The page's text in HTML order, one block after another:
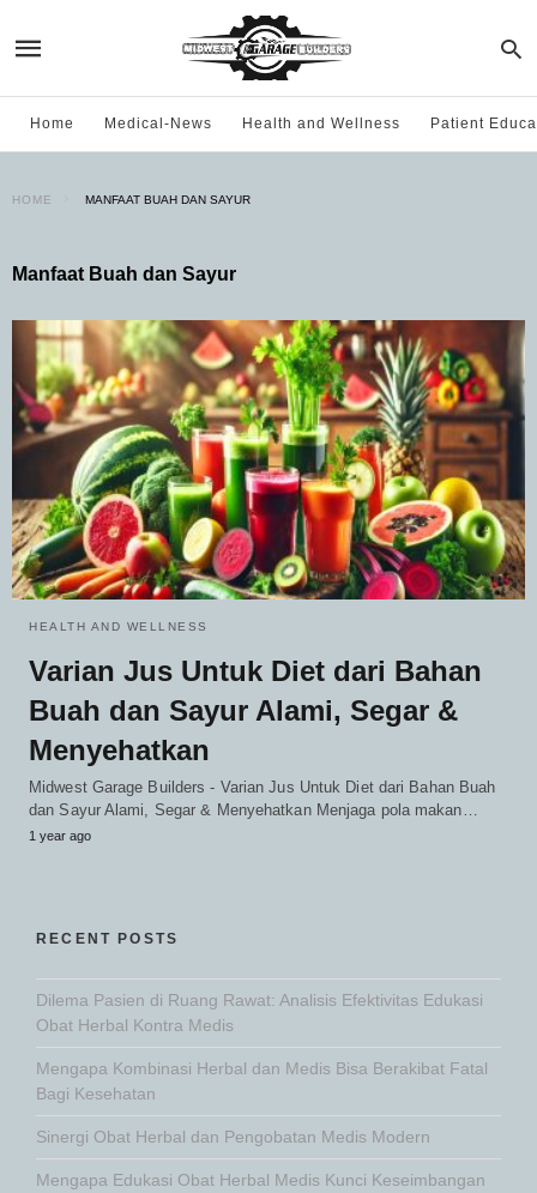
Home Medical-News Health and Wellness Patient
HOME MANFAAT BUAH DAN SAYUR
Manfaat Buah dan Sayur
HEALTH AND WELLNESS
Varian Jus Untuk Diet dari Bahan
Buah dan Sayur Alami, Segar &
Menyehatkan
Midwest Garage Builders - Varian Jus Untuk Diet dari Bahan Buah
dan Sayur Alami, Segar & Menyehatkan Menjaga pola makan…
1 year ago
RECENT POSTS
Dilema Pasien di Ruang Rawat: Analisis Efektivitas Edukasi
Obat Herbal Kontra Medis
Mengapa Kombinasi Herbal dan Medis Bisa Berakibat Fatal
Bagi Kesehatan
Sinergi Obat Herbal dan Pengobatan Medis Modern
Mengapa Edukasi Obat Herbal Medis Kunci Keseimbangan